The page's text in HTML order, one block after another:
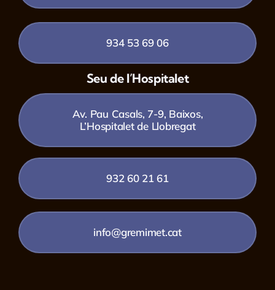
934 53 69 06
info@gremimet.cat
Seu de l’Hospitalet
Av. Pau Casals, 7-9, Baixos,
L’Hospitalet de Llobregat
932 60 21 61